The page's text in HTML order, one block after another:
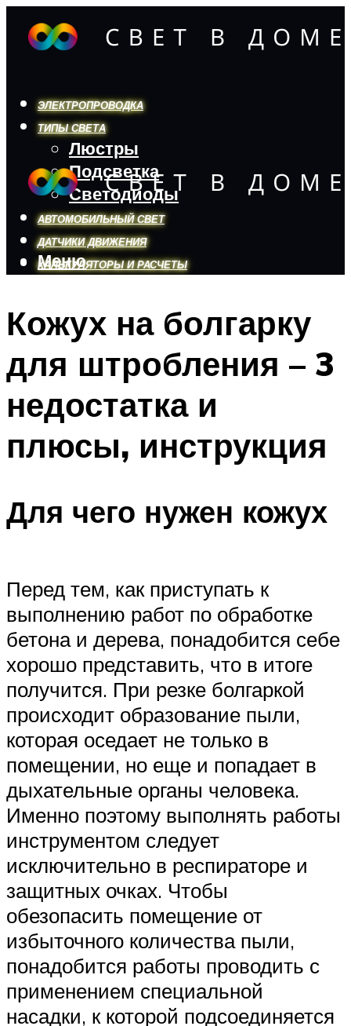
ЭЛЕКТРОПРОВОДКА
ТИПЫ СВЕТА
Люстры
Подсветка
Светодиоды
АВТОМОБИЛЬНЫЙ СВЕТ
ДАТЧИКИ ДВИЖЕНИЯ
КАЛЬКУЛЯТОРЫ И РАСЧЕТЫ
Меню
Меню
Кожух на болгарку
для штробления – 3
недостатка и
плюсы, инструкция
Для чего нужен кожух
Перед тем, как приступать к
выполнению работ по обработке
бетона и дерева, понадобится себе
хорошо представить, что в итоге
получится. При резке болгаркой
происходит образование пыли,
которая оседает не только в
помещении, но еще и попадает в
дыхательные органы человека.
Именно поэтому выполнять работы
инструментом следует
исключительно в респираторе и
защитных очках. Чтобы
обезопасить помещение от
избыточного количества пыли,
понадобится работы проводить с
применением специальной
насадки, к которой подсоединяется